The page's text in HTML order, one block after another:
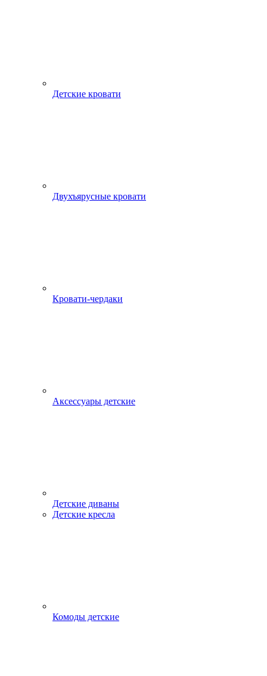
Детские кровати
Двухъярусные кровати
Кровати-чердаки
Аксессуары детские
Детские диваны
Детские кресла
Комоды детские